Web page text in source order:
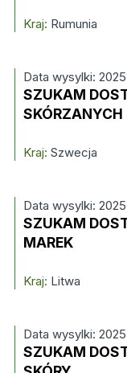
Kraj: Rumunia
Data wysylki:
SZUKAM
SKÓRZANYCH
Kraj: Szwecja
Data wysylki:
SZUKAM
MAREK
Kraj: Litwa
Data wysylki:
SZUKAM